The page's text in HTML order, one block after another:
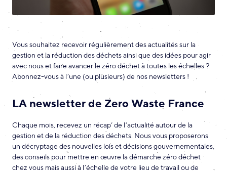
Vous souhaitez recevoir régulièrement des actualités sur la
gestion et la réduction des déchets ainsi que des idées pour agir
avec nous et faire avancer le zéro déchet à toutes les échelles ?
Abonnez-vous à l’une (ou plusieurs) de nos newsletters !
LA newsletter de Zero Waste France
Chaque mois, recevez un récap’ de l’actualité autour de la
gestion et de la réduction des déchets. Nous vous proposerons
un décryptage des nouvelles lois et décisions gouvernementales,
des conseils pour mettre en œuvre la démarche zéro déchet
chez vous mais aussi à l’échelle de votre lieu de travail ou de